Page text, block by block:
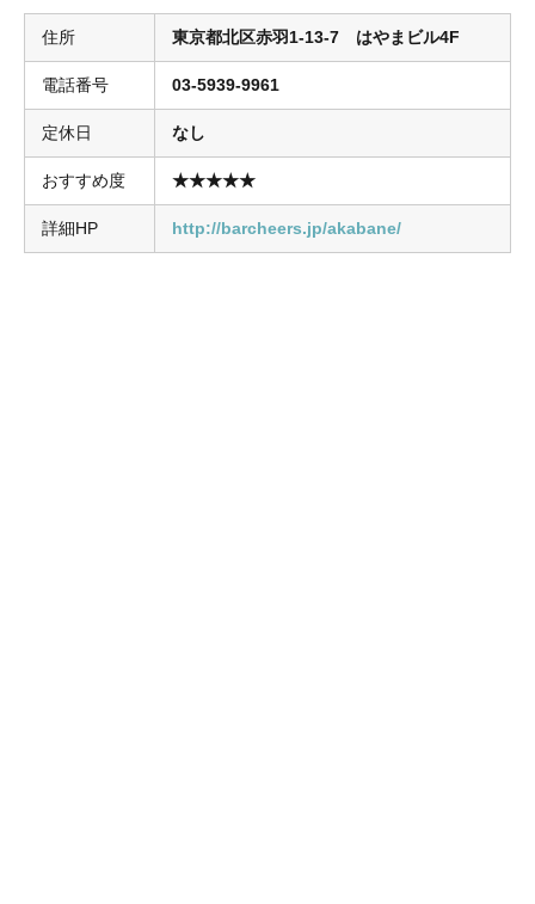
住所 東京都北区赤羽1-13-7 はやまビル4F
電話番号 03-5939-9961
定休日 なし
おすすめ度 ★★★★★
詳細HP http://barcheers.jp/akabane/